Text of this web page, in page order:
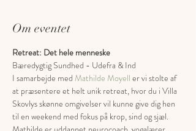
Om eventet
Retreat: Det hele menneske
Bæredygtig Sundhed - Udefra & Ind
I samarbejde med Mathilde Moyell er vi stolte af
at præsentere et helt unik retreat, hvor du i Villa
Skovlys skønne omgivelser vil kunne give dig hen
til en weekend med fokus på krop, sind og sjæl.